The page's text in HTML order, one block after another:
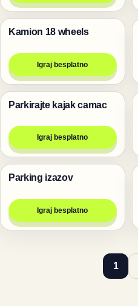
Trke
Kamion 18 wheels
Igraj besplatno
Trke
Parkirajte kajak camac
Igraj besplatno
Trke
Parking izazov
Igraj besplatno
1